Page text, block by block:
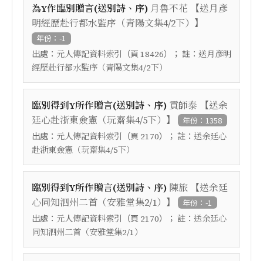
為Y作臨別贈言(送別詩、序) 月魯不花 【送月彥
明經歷赴行都水監序（青陽文集4/2下） 】
年份：-1
出處： 元人傳記資料索引 （頁 18426）； 註： 送月彥明
經歷赴行都水監序（青陽文集4/2下）
臨別得到Y所作贈言(送別詩、序) 貢師泰 【送余
廷心赴浙東僉憲（玩齋集4/5下） 】 年份：1358
出處： 元人傳記資料索引 （頁 2170）； 註： 送余廷心
赴浙東僉憲（玩齋集4/5下）
臨別得到Y所作贈言(送別詩、序) 陳旅 【送余廷
心同知泗州二首（安雅堂集2/1） 】 年份：-1
出處： 元人傳記資料索引 （頁 2170）； 註： 送余廷心
同知泗州二首（安雅堂集2/1）